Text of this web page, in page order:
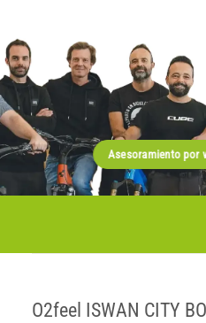
Asesoramiento por
O2feel ISWAN CITY